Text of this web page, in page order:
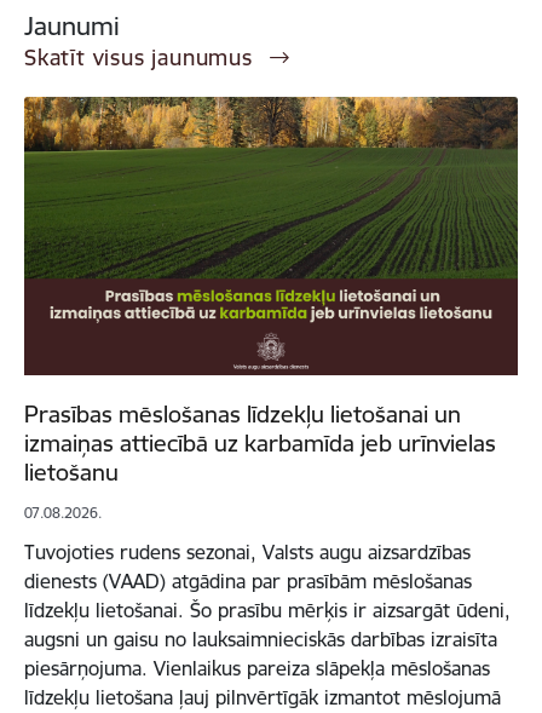
Jaunumi
Skatīt visus jaunumus
Prasības mēslošanas līdzekļu lietošanai un
izmaiņas attiecībā uz karbamīda jeb urīnvielas
lietošanu
07.08.2026.
Tuvojoties rudens sezonai, Valsts augu aizsardzības
dienests (VAAD) atgādina par prasībām mēslošanas
līdzekļu lietošanai. Šo prasību mērķis ir aizsargāt ūdeni,
augsni un gaisu no lauksaimnieciskās darbības izraisīta
piesārņojuma. Vienlaikus pareiza slāpekļa mēslošanas
līdzekļu lietošana ļauj pilnvērtīgāk izmantot mēslojumā